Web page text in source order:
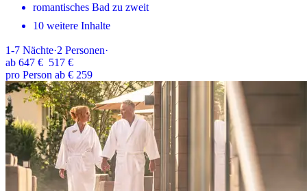
romantisches Bad zu zweit
10 weitere Inhalte
1-7 Nächte·2 Personen·
ab 647 € 517 €
pro Person ab € 259